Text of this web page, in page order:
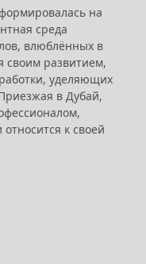
на
среда
влюблённых в
своим развитием,
уделяющих
в Дубай,
к своей